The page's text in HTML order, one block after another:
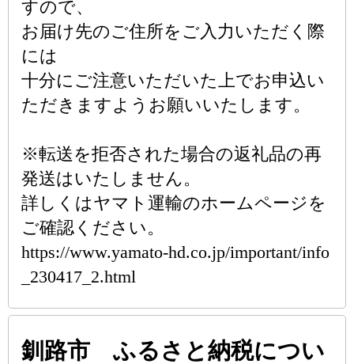
すので、
お届け先のご住所をご入力いただく際
には
十分にご注意いただいた上でお申込い
ただきますようお願いいたします。
※転送を拒否された場合の返礼品の再
発送はいたしません。
詳しくはヤマト運輸のホームページを
ご確認ください。
https://www.yamato-hd.co.jp/important/info
_230417_2.html
釧路市 ふるさと納税につい